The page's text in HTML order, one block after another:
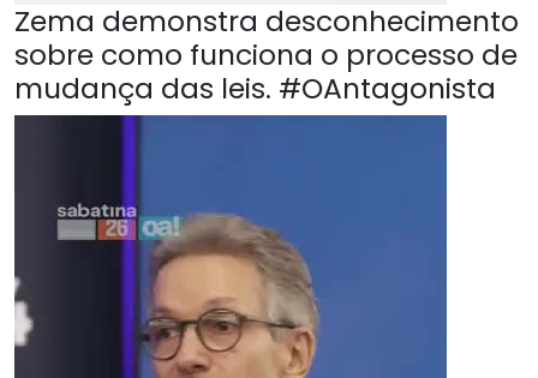
Zema demonstra desconhecimento
sobre como funciona o processo de
mudança das leis. #OAntagonista